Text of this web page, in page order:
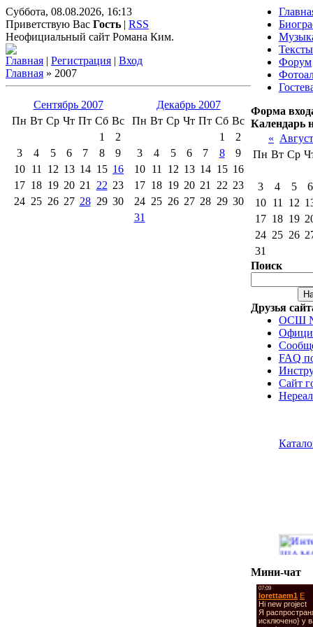
Суббота, 08.08.2026, 16:13
Приветствую Вас Гость | RSS
Неофициальный сайт Романа Ким.
Главная | Регистрация | Вход
Главная » 2007
Сентябрь 2007
Пн Вт Ср Чт Пт Сб Вс
1
2
3
4 5 6 7 8
9
10
11 12 13 14 15 16
17 18 19 20 21 22 23
24 25 26 27 28 29 30
Декабрь 2007
Пн Вт Ср Чт Пт Сб Вс
1
2
3
4 5 6 7 8
9
10
11 12 13 14 15 16
17 18 19 20 21 22 23
24 25 26 27 28 29 30
31
Форум
Форма
Календарь
«
Пн Вт Ср
3 4 5
6
10
11 12
17 18 19
24 25 26
31
Поиск
Друзья
ОСШ
FAQ
Сайт
Мини-чат